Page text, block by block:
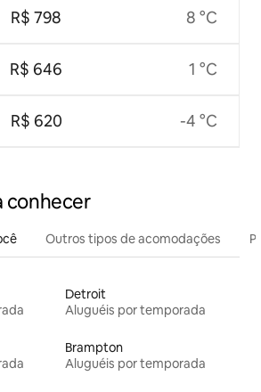
R$ 798
R$ 646
R$ 620
8 °C
1 °C
-4 °C
conhecer
Outros tipos de acomodações
Detroit
Aluguéis por temporada
Brampton
Aluguéis por temporada